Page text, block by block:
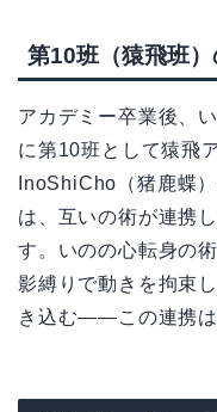
第10班（猿飛班
アカデミー卒業後、
に第10班として猿飛
InoShiCho（猪鹿蝶
は、互いの術が連携
す。いのの心転身の
影縛りで動きを拘束
き込む——この連携は